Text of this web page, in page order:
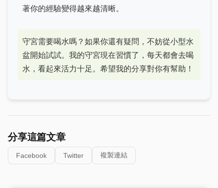
著你的經驗變得越來越清晰。
守宮需要喝水嗎？如果你還有疑問，不妨從小型水
盆開始試試。我的守宮現在習慣了，每天都會去喝
水，看起來活力十足。希望我的分享對你有幫助！
分享這篇文章
Facebook Twitter 複製連結